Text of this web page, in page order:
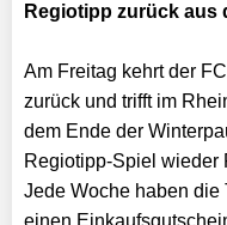
Regiotipp zurück aus
Am Freitag kehrt der
zurück und trifft im
dem Ende der
Regiotipp-Spiel wieder
Jede Woche haben die